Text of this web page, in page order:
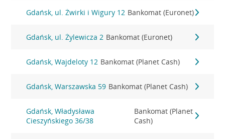
Gdańsk, ul. Żwirki i Wigury 12 Bankomat (Euronet)
Gdańsk, ul. Żylewicza 2 Bankomat (Euronet)
Gdańsk, Wajdeloty 12 Bankomat (Planet Cash)
Gdańsk, Warszawska 59 Bankomat (Planet Cash)
Gdańsk, Władysława
Cieszyńskiego 36/38
Bankomat (Planet
Cash)